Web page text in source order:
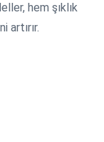
hem şıklık
artırır.